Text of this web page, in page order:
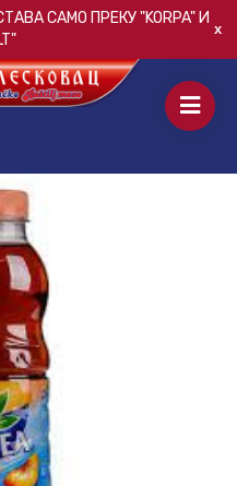
САМО ПРЕКУ"KORPA"И